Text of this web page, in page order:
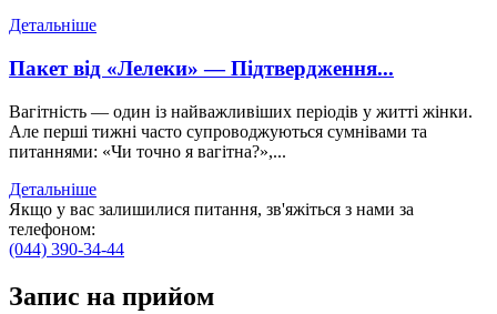
Детальніше
Пакет від «Лелеки» — Підтвердження...
Вагітність — один із найважливіших періодів у житті жінки.
Але перші тижні часто супроводжуються сумнівами та
питаннями: «Чи точно я вагітна?»,...
Детальніше
Якщо у вас залишилися питання, зв'яжіться з нами за
телефоном:
(044) 390-34-44
Запис на прийом